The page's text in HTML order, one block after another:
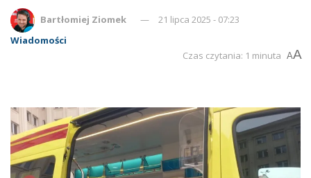
Bartłomiej Ziomek
21 lipca 2025 - 07:23
Wiadomości
Czas czytania: 1 minuta AA